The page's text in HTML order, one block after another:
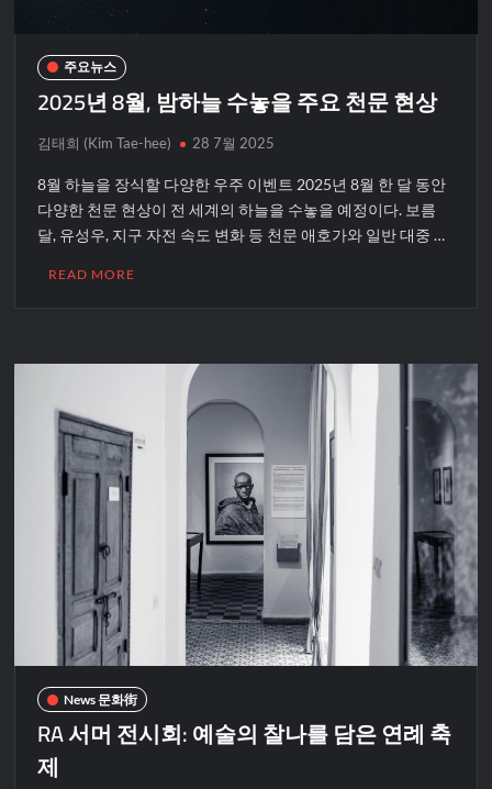
주요뉴스
2025년 8월, 밤하늘 수놓을 주요 천문 현상
김태희 (Kim Tae-hee) 28 7월 2025
8월 하늘을 장식할 다양한 우주 이벤트 2025년 8월 한 달 동안
다양한 천문 현상이 전 세계의 하늘을 수놓을 예정이다. 보름
달, 유성우, 지구 자전 속도 변화 등 천문 애호가와 일반 대중 …
READ MORE
News 문화街
RA 서머 전시회: 예술의 찰나를 담은 연례 축
제